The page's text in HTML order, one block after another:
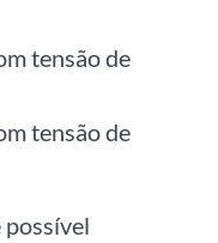
tensão de
tensão de
possível